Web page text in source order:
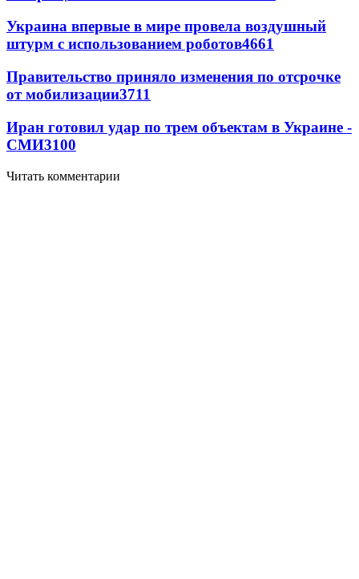
Украина впервые в мире провела воздушный
штурм с использованием роботов4661
Правительство приняло изменения по отсрочке
от мобилизации3711
Иран готовил удар по трем объектам в Украине -
СМИ3100
Читать комментарии